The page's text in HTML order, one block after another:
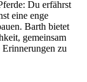
Du erfährst
eine enge
Barth bietet
gemeinsam
zu